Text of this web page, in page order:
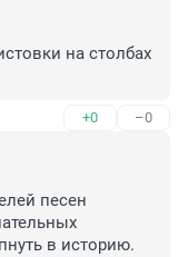
на столбах
+0 –0
песен
в историю.